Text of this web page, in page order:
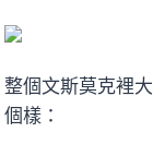
整個文斯莫克裡
個樣：